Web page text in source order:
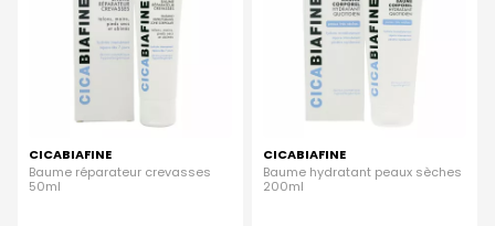
CICABIAFINE
Baume réparateur crevasses
50ml
CICABIAFINE
Baume hydratant peaux sèches
200ml